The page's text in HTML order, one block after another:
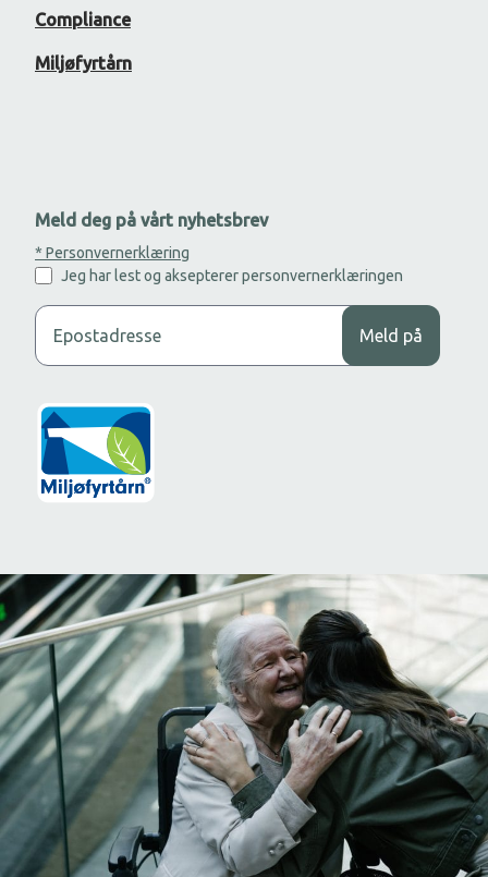
Compliance
Miljøfyrtårn
Meld deg på vårt nyhetsbrev
* Personvernerklæring
Jeg har lest og aksepterer personvernerklæringen
Legg til din epost adresse for å motta nyhetsbrev.
Meld på